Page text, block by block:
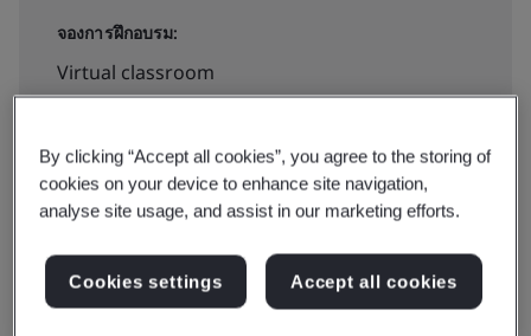
จองการฝึกอบรม:
Virtual classroom
฿8000
By clicking “Accept all cookies”, you agree to the storing of
cookies on your device to enhance site navigation,
analyse site usage, and assist in our marketing efforts.
Cookies settings Accept all cookies